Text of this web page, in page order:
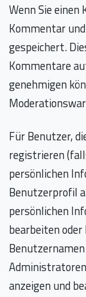
Wenn Sie
Kommentar
gespeichert.
Kommentare
genehmigen
Für Benutzer,
registrieren
persönlichen
Benutzerprofil
persönlichen
bearbeiten
anzeigen und